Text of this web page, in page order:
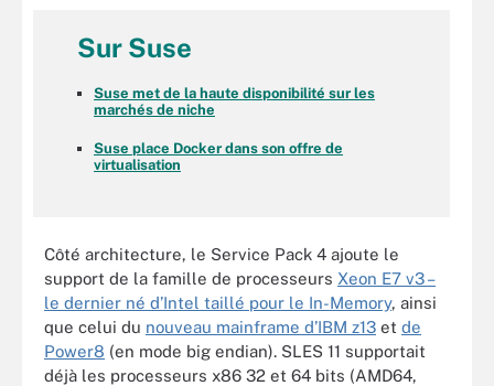
Sur Suse
Suse met de la haute disponibilité sur les
marchés de niche
Suse place Docker dans son offre de
virtualisation
Côté architecture, le Service Pack 4 ajoute le
support de la famille de processeurs Xeon E7 v3 –
le dernier né d’Intel taillé pour le In-Memory, ainsi
que celui du nouveau mainframe d’IBM z13 et de
Power8 (en mode big endian). SLES 11 supportait
déjà les processeurs x86 32 et 64 bits (AMD64,